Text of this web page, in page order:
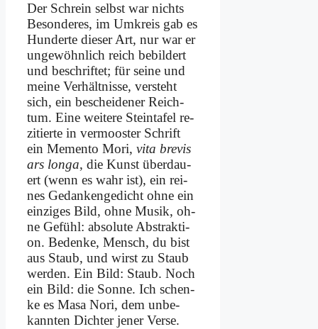
Der Schrein selbst war nichts
Be­son­de­res, im Um­kreis gab es
Hun­der­te die­ser Art, nur war er
un­ge­wöhn­lich reich be­bil­dert
und be­schrif­tet; für sei­ne und
mei­ne Ver­hält­nis­se, ver­steht
sich, ein be­schei­de­ner Reich­
tum. Ei­ne wei­te­re Stein­ta­fel re­
zi­tier­te in ver­moo­ster Schrift
ein Me­men­to Mo­ri, vi­ta bre­vis
ars lon­ga, die Kunst über­dau­
ert (wenn es wahr ist), ein rei­
nes Ge­dan­ken­ge­dicht oh­ne ein
ein­zi­ges Bild, oh­ne Mu­sik, oh­
ne Ge­fühl: ab­so­lu­te Ab­strak­ti­
on. Be­den­ke, Mensch, du bist
aus Staub, und wirst zu Staub
wer­den. Ein Bild: Staub. Noch
ein Bild: die Son­ne. Ich schen­
ke es Ma­sa No­ri, dem un­be­
kann­ten Dich­ter je­ner Ver­se.